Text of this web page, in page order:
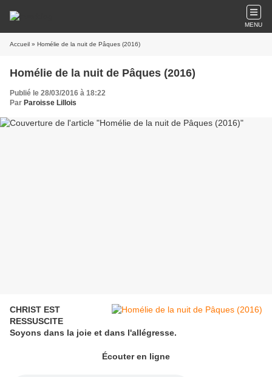
MENU
Accueil » Homélie de la nuit de Pâques (2016)
Homélie de la nuit de Pâques (2016)
Publié le 28/03/2016 à 18:22
Par Paroisse Lillois
CHRIST EST
RESSUSCITE
Soyons dans la joie et dans l'allégresse.
Écouter en ligne